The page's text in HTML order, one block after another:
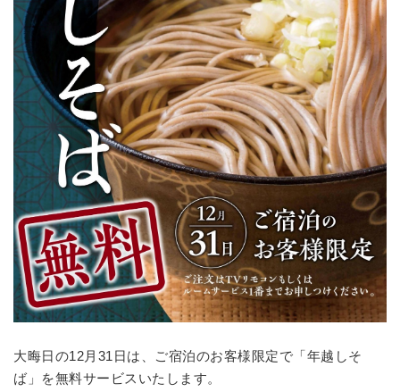
大晦日の12月31日は、ご宿泊のお客様限定で「年越しそ
ば」を無料サービスいたします。